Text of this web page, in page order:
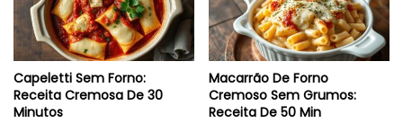
Capeletti Sem Forno:
Receita Cremosa De 30
Minutos
Macarrão De Forno
Cremoso Sem Grumos:
Receita De 50 Min